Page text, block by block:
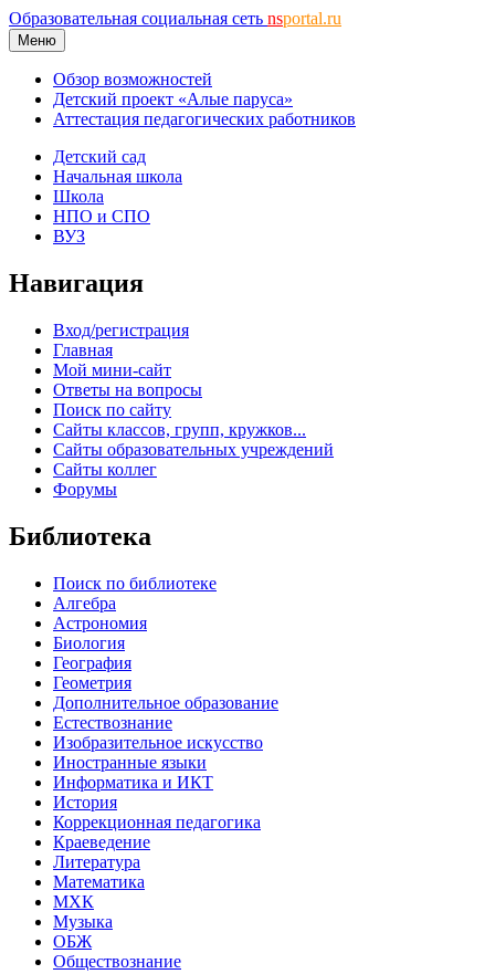
Образовательная социальная сеть nsportal.ru
Меню
Обзор возможностей
Детский проект «Алые паруса»
Аттестация педагогических работников
Детский сад
Начальная школа
Школа
НПО и СПО
ВУЗ
Навигация
Вход/регистрация
Главная
Мой мини-сайт
Ответы на вопросы
Поиск по сайту
Сайты классов, групп, кружков...
Сайты образовательных учреждений
Сайты коллег
Форумы
Библиотека
Поиск по библиотеке
Алгебра
Астрономия
Биология
География
Геометрия
Дополнительное образование
Естествознание
Изобразительное искусство
Иностранные языки
Информатика и ИКТ
История
Коррекционная педагогика
Краеведение
Литература
Математика
МХК
Музыка
ОБЖ
Обществознание